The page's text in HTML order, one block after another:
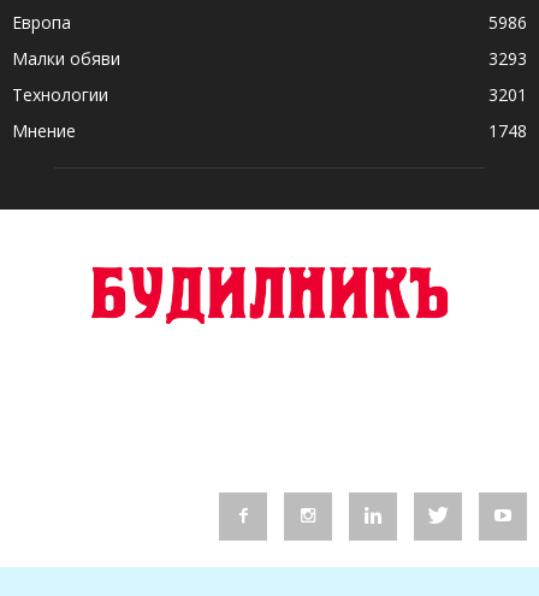
Европа
5986
Малки обяви
3293
Технологии
3201
Мнение
1748